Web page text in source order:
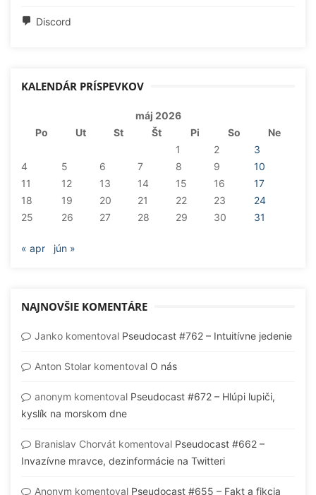
Discord
KALENDÁR PRÍSPEVKOV
máj 2026
Po
Ut St Št Pi So
Ne
1
2
3
4
5 6 7 8 9
10
11
12 13 14 15 16
17
18
19 20 21 22 23
24
25
26 27 28 29 30 31
« apr jún »
NAJNOVŠIE KOMENTÁRE
Janko komentoval Pseudocast #762 – Intuitívne jedenie
Anton Stolar komentoval O nás
anonym komentoval Pseudocast #672 – Hlúpi lupiči,
kyslík na morskom dne
Branislav Chorvát komentoval Pseudocast #662 –
Invazívne mravce, dezinformácie na Twitteri
Anonym komentoval Pseudocast #655 – Fakt a fikcia